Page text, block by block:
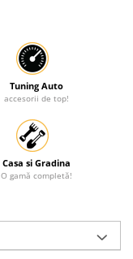
Tuning Auto
accesorii de top!
Casa si Gradina
O gamă completă!